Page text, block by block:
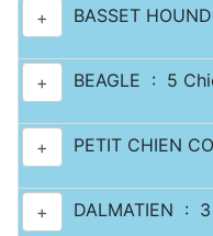
+ BASSET
+ BEAGLE : 5
+ PETIT CHIEN
+ DALMATIEN :